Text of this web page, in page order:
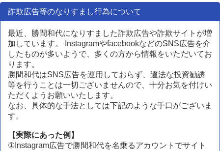
詐欺広告等のなりすまし行為について
最近、勝間和代になりすました詐欺広告や詐欺サイトが増
加しています。 InstagramやfacebookなどのSNS広告を介
したものが多いようで、多くの方から情報をいただいてお
ります。
勝間和代はSNS広告を運用しておらず、違法な投資勧誘
等を行うことは一切ございませんので、十分お気を付けい
ただくようお願いいたします。
なお、具体的な手法としては下記のような手口がございま
す。
​【実際にあった例】​
①Instagram広告で勝間和代を名乗るアカウントでサイト